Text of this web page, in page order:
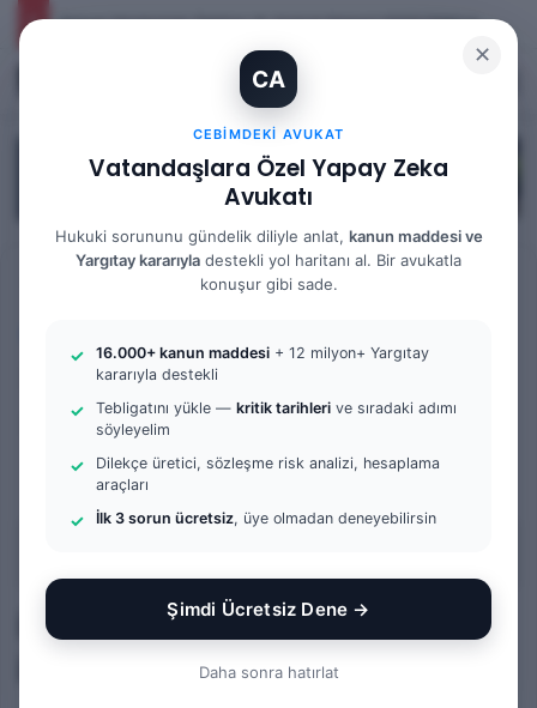
✕
CA
CEBIMDEKI AVUKAT
Vatandaşlara Özel Yapay Zeka
Avukatı
Hukuki sorununu gündelik diliyle anlat, kanun maddesi ve
Yargıtay kararıyla destekli yol haritanı al. Bir avukatla
konuşur gibi sade.
16.000+ kanun maddesi + 12 milyon+ Yargıtay
kararıyla destekli
Tebligatını yükle — kritik tarihleri ve sıradaki adımı
söyleyelim
Dilekçe üretici, sözleşme risk analizi, hesaplama
araçları
İlk 3 sorun ücretsiz, üye olmadan deneyebilirsin
Şimdi Ücretsiz Dene →
Daha sonra hatırlat
İhtiyaç Nedeniyle Tahliye: 9. Hukuk Dairesi 2025/7083 K.
Bilgi Bankası/ İş Hukuku
İşyerinin Kapanması
Halinde İşçi Hakları
64 6 dakika okuma süresi
İşyerinin Kapanması Halinde
İşçi Hakları: Kapsamlı Rehber